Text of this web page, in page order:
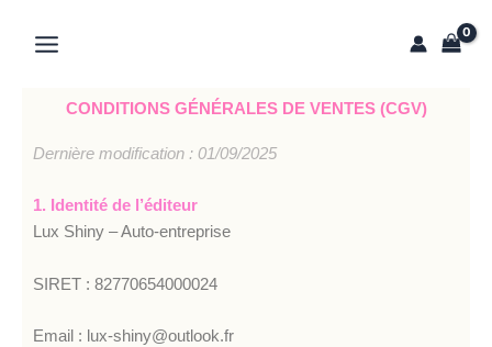
CONDITIONS GÉNÉRALES DE VENTES (CGV)
Dernière modification : 01/09/2025
1. Identité de l’éditeur
Lux Shiny – Auto-entreprise
SIRET : 82770654000024
Email : lux-shiny@outlook.fr